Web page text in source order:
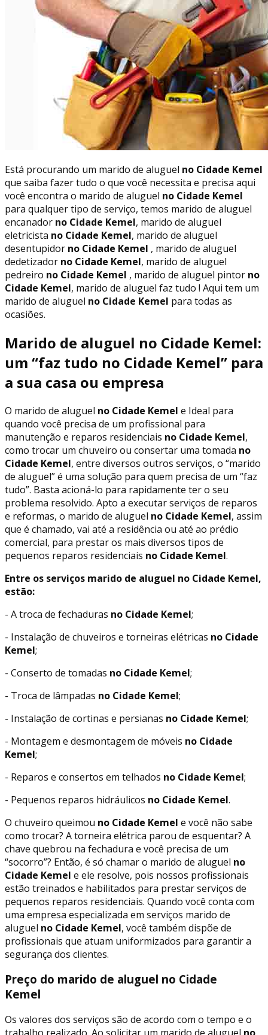
Está procurando um marido de aluguel no Cidade Kemel
que saiba fazer tudo o que você necessita e precisa aqui
você encontra o marido de aluguel no Cidade Kemel
para qualquer tipo de serviço, temos marido de aluguel
encanador no Cidade Kemel, marido de aluguel
eletricista no Cidade Kemel, marido de aluguel
desentupidor no Cidade Kemel , marido de aluguel
dedetizador no Cidade Kemel, marido de aluguel
pedreiro no Cidade Kemel , marido de aluguel pintor no
Cidade Kemel, marido de aluguel faz tudo ! Aqui tem um
marido de aluguel no Cidade Kemel para todas as
ocasiões.
Marido de aluguel no Cidade Kemel:
um “faz tudo no Cidade Kemel” para
a sua casa ou empresa
O marido de aluguel no Cidade Kemel e Ideal para
quando você precisa de um profissional para
manutenção e reparos residenciais no Cidade Kemel,
como trocar um chuveiro ou consertar uma tomada no
Cidade Kemel, entre diversos outros serviços, o “marido
de aluguel” é uma solução para quem precisa de um “faz
tudo”. Basta acioná-lo para rapidamente ter o seu
problema resolvido. Apto a executar serviços de reparos
e reformas, o marido de aluguel no Cidade Kemel, assim
que é chamado, vai até a residência ou até ao prédio
comercial, para prestar os mais diversos tipos de
pequenos reparos residenciais no Cidade Kemel.
Entre os serviços marido de aluguel no Cidade Kemel,
estão:
- A troca de fechaduras no Cidade Kemel;
- Instalação de chuveiros e torneiras elétricas no Cidade
Kemel;
- Conserto de tomadas no Cidade Kemel;
- Troca de lâmpadas no Cidade Kemel;
- Instalação de cortinas e persianas no Cidade Kemel;
- Montagem e desmontagem de móveis no Cidade
Kemel;
- Reparos e consertos em telhados no Cidade Kemel;
- Pequenos reparos hidráulicos no Cidade Kemel.
O chuveiro queimou no Cidade Kemel e você não sabe
como trocar? A torneira elétrica parou de esquentar? A
chave quebrou na fechadura e você precisa de um
“socorro”? Então, é só chamar o marido de aluguel no
Cidade Kemel e ele resolve, pois nossos profissionais
estão treinados e habilitados para prestar serviços de
pequenos reparos residenciais. Quando você conta com
uma empresa especializada em serviços marido de
aluguel no Cidade Kemel, você também dispõe de
profissionais que atuam uniformizados para garantir a
segurança dos clientes.
Preço do marido de aluguel no Cidade
Kemel
Os valores dos serviços são de acordo com o tempo e o